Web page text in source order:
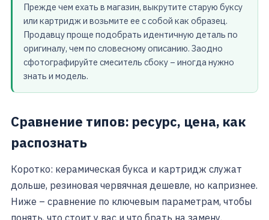
Прежде чем ехать в магазин, выкрутите старую буксу
или картридж и возьмите ее с собой как образец.
Продавцу проще подобрать идентичную деталь по
оригиналу, чем по словесному описанию. Заодно
сфотографируйте смеситель сбоку – иногда нужно
знать и модель.
Сравнение типов: ресурс, цена, как
распознать
Коротко: керамическая букса и картридж служат
дольше, резиновая червячная дешевле, но капризнее.
Ниже – сравнение по ключевым параметрам, чтобы
понять, что стоит у вас и что брать на замену.